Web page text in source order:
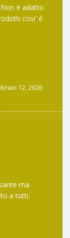
è adatto
cosi' è
12, 2026
ma
a tutti.